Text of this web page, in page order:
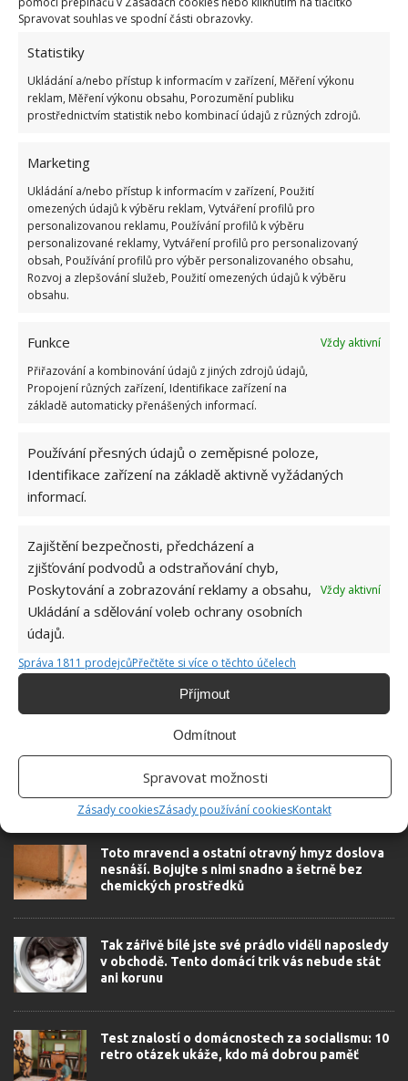
Spravovat souhlas ve spodní části obrazovky.
Statistiky
Ukládání a/nebo přístup k informacím v zařízení, Měření výkonu
reklam, Měření výkonu obsahu, Porozumění publiku
prostřednictvím statistik nebo kombinací údajů z různých zdrojů.
Marketing
Ukládání a/nebo přístup k informacím v zařízení, Použití
omezených údajů k výběru reklam, Vytváření profilů pro
personalizovanou reklamu, Používání profilů k výběru
personalizované reklamy, Vytváření profilů pro personalizovaný
obsah, Používání profilů pro výběr personalizovaného obsahu,
Rozvoj a zlepšování služeb, Použití omezených údajů k výběru
obsahu.
Funkce
Vždy aktivní
Přiřazování a kombinování údajů z jiných zdrojů údajů,
Propojení různých zařízení, Identifikace zařízení na
základě automaticky přenášených informací.
Používání přesných údajů o zeměpisné poloze,
Identifikace zařízení na základě aktivně vyžádaných
informací.
Zajištění bezpečnosti, předcházení a
zjišťování podvodů a odstraňování chyb,
Poskytování a zobrazování reklamy a obsahu,
Ukládání a sdělování voleb ochrany osobních
údajů.
Vždy aktivní
Správa 1811 prodejcůPřečtěte si více o těchto účelech
Příjmout
Odmítnout
Spravovat možnosti
Zásady cookiesZásady používání cookiesKontakt
Fotografie: Asusfone
DOMÁCNOST
Hana Musilová
Do redakce Bydlimeutulne.cz se
přidala během svých studií a práce
rozhodla zůstat. Její v...
SOUVISEJÍCÍ ČLÁNKY
Toto mravenci a ostatní otravný hmyz doslova
nesnáší. Bojujte s nimi snadno a šetrně bez
chemických prostředků
Tak zářivě bílé jste své prádlo viděli naposledy
v obchodě. Tento domácí trik vás nebude stát
ani korunu
Test znalostí o domácnostech za socialismu: 10
retro otázek ukáže, kdo má dobrou paměť